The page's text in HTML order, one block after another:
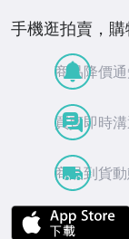
手機逛拍賣，
商品降價
買賣即時
商品到貨